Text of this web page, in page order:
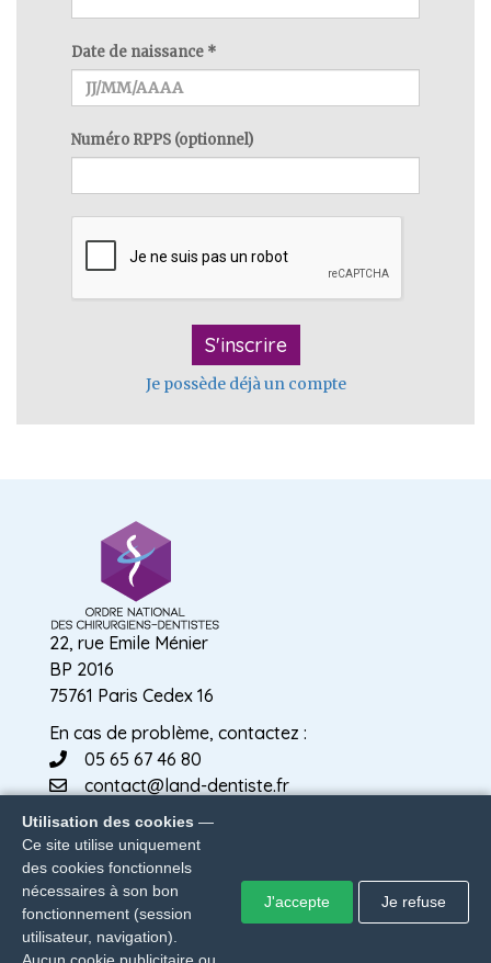
Date de naissance *
Numéro RPPS (optionnel)
S'inscrire
Je possède déjà un compte
22, rue Emile Ménier
BP 2016
75761 Paris Cedex 16
En cas de problème, contactez :
05 65 67 46 80
contact@land-dentiste.fr
© 2026Conseil National
de l'Ordre des
Informations
Politique de
Développé
Utilisation des cookies —
Ce site utilise uniquement
des cookies fonctionnels
nécessaires à son bon
fonctionnement (session
utilisateur, navigation).
J'accepte Je refuse